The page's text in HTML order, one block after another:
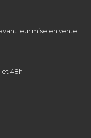
leur mise en vente
et 48h